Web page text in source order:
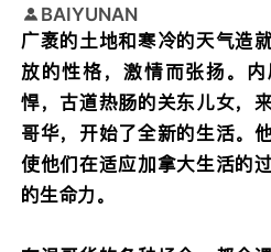
BAIYUNAN
广袤的土地和寒冷的天气造
放的性格，激情而张扬。
悍，古道热肠的关东儿女，
哥华，开始了全新的生活。
使他们在适应加拿大生活的
的生命力。